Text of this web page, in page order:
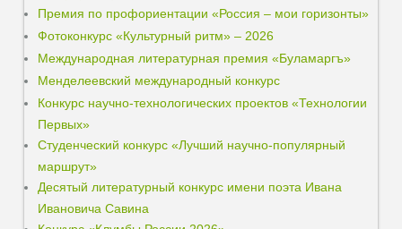
Премия по профориентации «Россия – мои горизонты»
Фотоконкурс «Культурный ритм» – 2026
Международная литературная премия «Буламаргъ»
Менделеевский международный конкурс
Конкурс научно-технологических проектов «Технологии
Первых»
Студенческий конкурс «Лучший научно-популярный
маршрут»
Десятый литературный конкурс имени поэта Ивана
Ивановича Савина